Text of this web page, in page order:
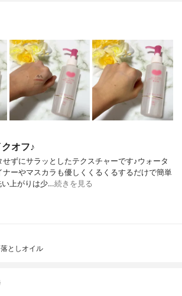
オフ♪
ずにサラッとしたテクスチャーです♪ウォータ
ナーやマスカラも優しくくるくるするだけで簡単
い上がりは少…続きを見る
としオイル